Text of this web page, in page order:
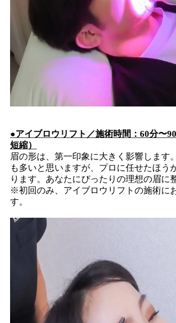
●アイブロウリフト／施術時間：60分〜
短縮）
眉の形は、第一印象に大きく影響します
も多いと思いますが、プロに任せたほう
ります。あなたにぴったりの理想の眉に
※初回のみ、アイブロウリフトの施術に
す。